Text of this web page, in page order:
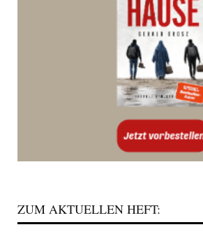
ZUM AKTUELLEN HEFT: